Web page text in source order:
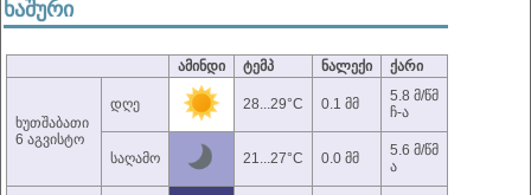
ხაშური
ამინდი ტემპ ნალექი ქარი
ხუთშაბათი
6 აგვისტო
დღე 28...29°C 0.1 მმ
5.8 მ/წმ
ჩ-ა
საღამო 21...27°C 0.0 მმ
5.6 მ/წმ
ა